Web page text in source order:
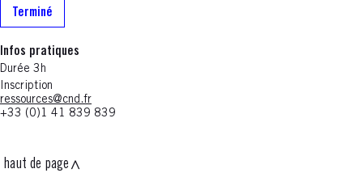
Terminé
Infos pratiques
Durée 3h
Inscription
ressources@cnd.fr
+33 (0)1 41 839 839
haut de page